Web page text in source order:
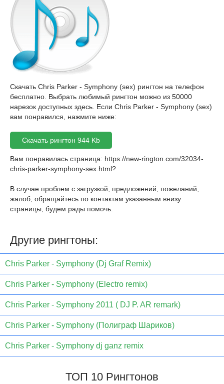
Скачать Chris Parker - Symphony (sex) рингтон на телефон
бесплатно. Выбрать любимый рингтон можно из 50000
нарезок доступных здесь. Если Chris Parker - Symphony (sex)
вам понравился, нажмите ниже:
Скачать рингтон 944 Kb
Вам понравилась страница: https://new-rington.com/32034-
chris-parker-symphony-sex.html?
В случае проблем с загрузкой, предложений, пожеланий,
жалоб, обращайтесь по контактам указанным внизу
страницы, будем рады помочь.
Другие рингтоны:
Chris Parker - Symphony (Dj Graf Remix)
Chris Parker - Symphony (Electro remix)
Chris Parker - Symphony 2011 ( DJ P. AR remark)
Chris Parker - Symphony (Полиграф Шариков)
Chris Parker - Symphony dj ganz remix
ТОП 10 Рингтонов